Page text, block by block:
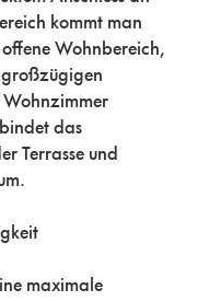
kommt man
Wohnbereich,
großzügigen
Wohnzimmer
das
Terrasse und
maximale